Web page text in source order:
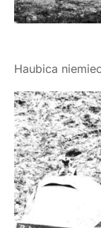
Haubica